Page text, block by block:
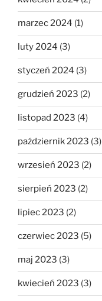
marzec 2024 (1)
luty 2024 (3)
styczeń 2024 (3)
grudzień 2023 (2)
listopad 2023 (4)
październik 2023 (3)
wrzesień 2023 (2)
sierpień 2023 (2)
lipiec 2023 (2)
czerwiec 2023 (5)
maj 2023 (3)
kwiecień 2023 (3)